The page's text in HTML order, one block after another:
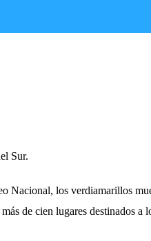
Sur.
Nacional, los verdiamarillos
de cien lugares destinados a